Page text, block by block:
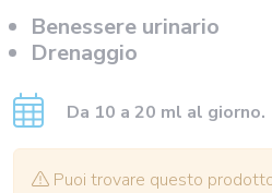
Benessere urinario
Drenaggio
Da 10 a 20 ml al giorno.
Puoi trovare questo